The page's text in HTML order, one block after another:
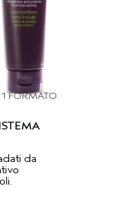
1 FORMATO
da